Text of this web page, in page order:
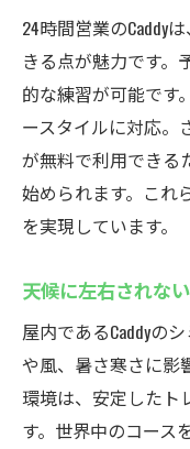
初心者も
天候を気にせ
インドア
習
シミュレ
る秘訣
予約制で
左打席完
法
初心者も
最新技術でリ
24時間営業のCaddy
きる点が魅力です。
的な練習が可能です
ースタイルに対応。
が無料で利用できる
始められます。これ
を実現しています。
天候に左右されな
屋内であるCaddyの
や風、暑さ寒さに影
環境は、安定したト
す。世界中のコース